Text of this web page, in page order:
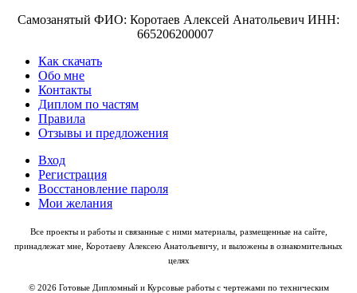
Самозанятый ФИО: Коротаев Алексей Анатольевич ИНН:
665206200007
Как скачать
Обо мне
Контакты
Диплом по частям
Правила
Отзывы и предложения
Вход
Регистрация
Восстановление пароля
Мои желания
Все проекты и работы и связанные с ними материалы, размещенные на сайте,
принадлежат мне, Коротаеву Алексею Анатольевичу, и выложены в ознакомительных
целях
© 2026 Готовые Дипломный и Курсовые работы с чертежами по техническим